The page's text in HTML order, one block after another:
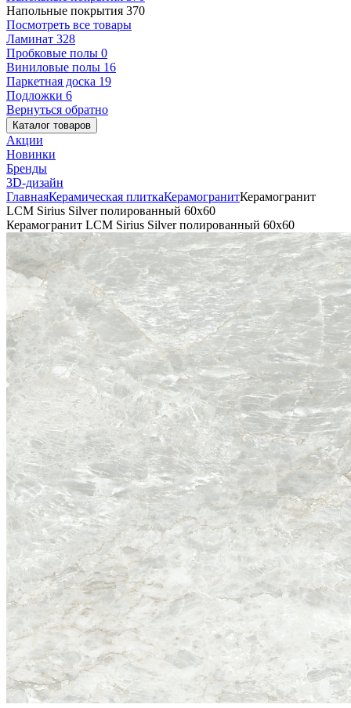
Напольные покрытия 370
Посмотреть все товары
Ламинат 328
Пробковые полы 0
Виниловые полы 16
Паркетная доска 19
Подложки 6
Вернуться обратно
Каталог товаров
Акции
Новинки
Бренды
3D-дизайн
ГлавнаяКерамическая плиткаКерамогранитКерамогранит
LCM Sirius Silver полированный 60x60
Керамогранит LCM Sirius Silver полированный 60x60